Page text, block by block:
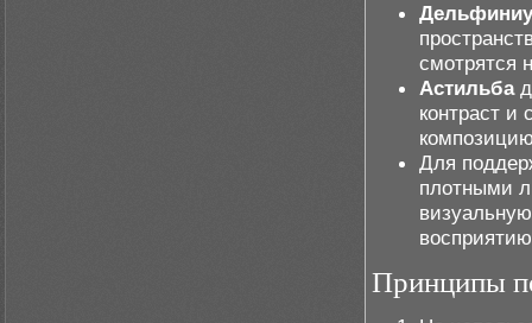
смотрятся
Астильба
контраст и
Для
плотными
Принципы